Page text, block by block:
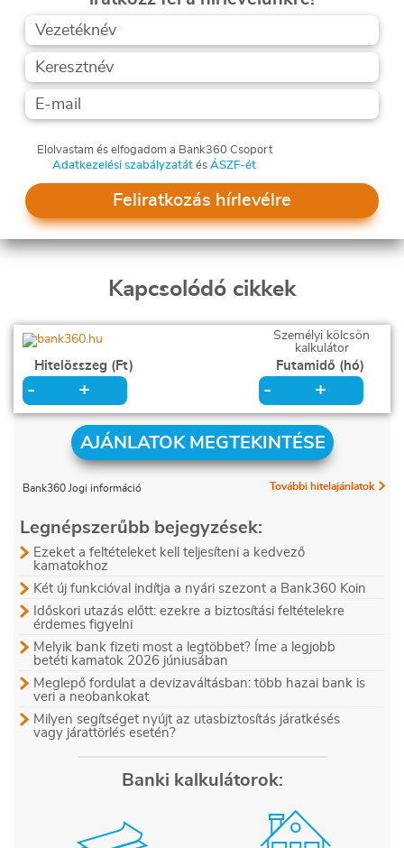
Elolvastam és elfogadom a Bank360 Csoport
Adatkezelési szabályzatátés ÁSZF-ét
Feliratkozás hírlevélre
Kapcsolódó cikkek
Személyi kölcsön
kalkulátor
Hitelösszeg (Ft)
- +
Futamidő (hó)
- +
AJÁNLATOK MEGTEKINTÉSE
Bank360 Jogi információ További hitelajánlatok
Legnépszerűbb bejegyzések:
Ezeket a feltételeket kell teljesíteni a kedvező
kamatokhoz
Két új funkcióval indítja a nyári szezont a Bank360 Koin
Időskori utazás előtt: ezekre a biztosítási feltételekre
érdemes figyelni
Melyik bank fizeti most a legtöbbet? Íme a legjobb
betéti kamatok 2026 júniusában
Meglepő fordulat a devizaváltásban: több hazai bank is
veri a neobankokat
Milyen segítséget nyújt az utasbiztosítás járatkésés
vagy járattörlés esetén?
Banki kalkulátorok: